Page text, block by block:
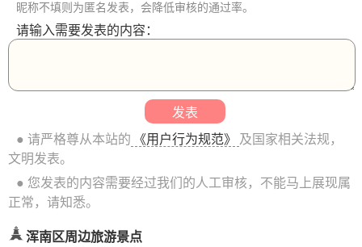
昵称不填则为匿名发表，会降低审核的通过率。
请输入需要发表的内容：
● 请严格尊从本站的 《用户行为规范》
及国家相关法规，
文明发表。
● 您发表的内容需要经过我们的人工审核，不能马上展现属
正常，请知悉。
浑南区周边旅游景点